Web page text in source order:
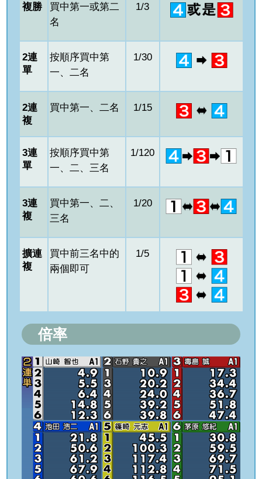
複勝
買中第一或第二
名
1/3
2連
單
按順序買中第
一、二名
1/30
2連
複
買中第一、二名 1/15
3連
單
按順序買中第
一、二、三名
1/120
3連
複
買中第一、二、
三名
1/20
擴連
複
買中前三名中的
兩個即可
1/5
倍率